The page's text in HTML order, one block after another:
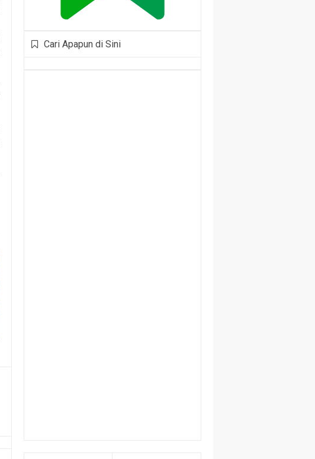
Cari Apapun di Sini